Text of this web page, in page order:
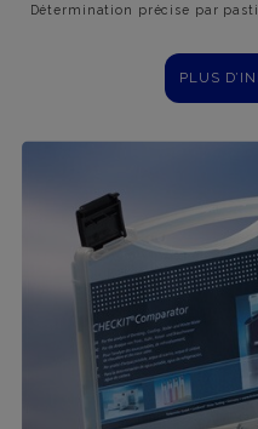
Détermination précise par
PLUS